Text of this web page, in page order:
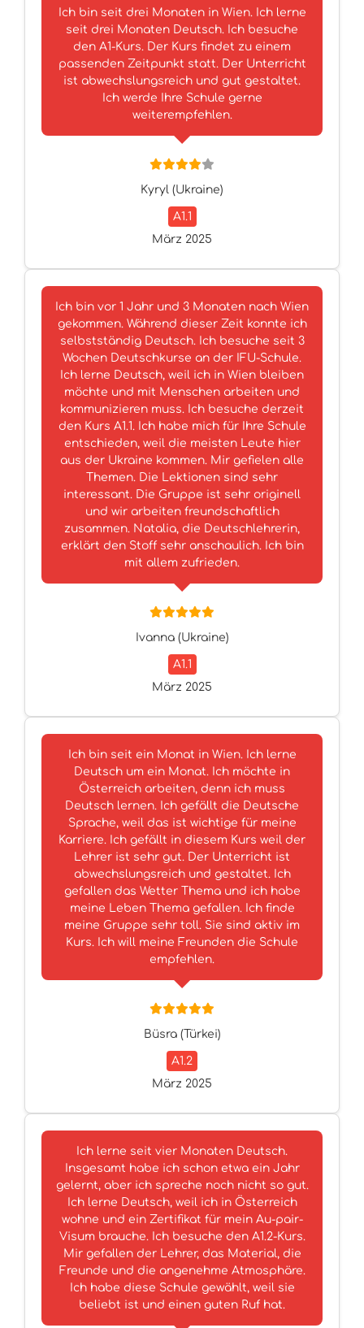
Ich bin seit drei Monaten in Wien. Ich lerne
seit drei Monaten Deutsch. Ich besuche
den A1-Kurs. Der Kurs findet zu einem
passenden Zeitpunkt statt. Der Unterricht
ist abwechslungsreich und gut gestaltet.
Ich werde Ihre Schule gerne
weiterempfehlen.
Kyryl (Ukraine)
A1.1
März 2025
Ich bin vor 1 Jahr und 3 Monaten nach Wien
gekommen. Während dieser Zeit konnte ich
selbstständig Deutsch. Ich besuche seit 3
Wochen Deutschkurse an der IFU-Schule.
Ich lerne Deutsch, weil ich in Wien bleiben
möchte und mit Menschen arbeiten und
kommunizieren muss. Ich besuche derzeit
den Kurs A1.1. Ich habe mich für Ihre Schule
entschieden, weil die meisten Leute hier
aus der Ukraine kommen. Mir gefielen alle
Themen. Die Lektionen sind sehr
interessant. Die Gruppe ist sehr originell
und wir arbeiten freundschaftlich
zusammen. Natalia, die Deutschlehrerin,
erklärt den Stoff sehr anschaulich. Ich bin
mit allem zufrieden.
Ivanna (Ukraine)
A1.1
März 2025
Ich bin seit ein Monat in Wien. Ich lerne
Deutsch um ein Monat. Ich möchte in
Österreich arbeiten, denn ich muss
Deutsch lernen. Ich gefällt die Deutsche
Sprache, weil das ist wichtige für meine
Karriere. Ich gefällt in diesem Kurs weil der
Lehrer ist sehr gut. Der Unterricht ist
abwechslungsreich und gestaltet. Ich
gefallen das Wetter Thema und ich habe
meine Leben Thema gefallen. Ich finde
meine Gruppe sehr toll. Sie sind aktiv im
Kurs. Ich will meine Freunden die Schule
empfehlen.
Büsra (Türkei)
A1.2
März 2025
Ich lerne seit vier Monaten Deutsch.
Insgesamt habe ich schon etwa ein Jahr
gelernt, aber ich spreche noch nicht so gut.
Ich lerne Deutsch, weil ich in Österreich
wohne und ein Zertifikat für mein Au-pair-
Visum brauche. Ich besuche den A1.2-Kurs.
Mir gefallen der Lehrer, das Material, die
Freunde und die angenehme Atmosphäre.
Ich habe diese Schule gewählt, weil sie
beliebt ist und einen guten Ruf hat.